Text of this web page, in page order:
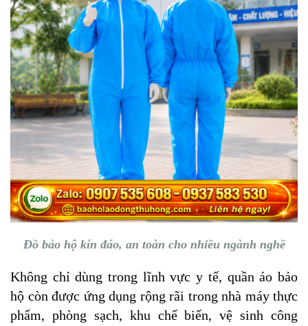
Đồ bảo hộ kín đáo, an toàn cho nhiều ngành nghề
Không chỉ dùng trong lĩnh vực y tế, quần áo bảo
hộ còn được ứng dụng rộng rãi trong nhà máy thực
phẩm, phòng sạch, khu chế biến, vệ sinh công